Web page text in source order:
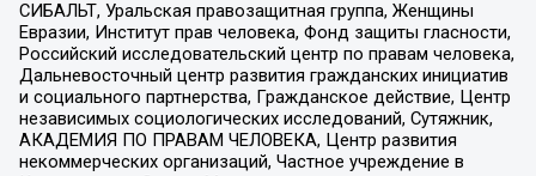
СИБАЛЬТ, Уральская правозащитная группа, Женщины
Евразии, Институт прав человека, Фонд защиты гласности,
Российский исследовательский центр по правам человека,
Дальневосточный центр развития гражданских инициатив
и социального партнерства, Гражданское действие, Центр
независимых социологических исследований, Сутяжник,
АКАДЕМИЯ ПО ПРАВАМ ЧЕЛОВЕКА, Центр развития
некоммерческих организаций, Частное учреждение в